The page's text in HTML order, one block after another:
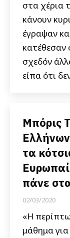
στα χέρια
κάνουν
έγραψαν
κατέθεσαν
σχεδόν
είπα ότι
Μπόρις
τα
πάνε
02/03/2020
«Η
μάθημα